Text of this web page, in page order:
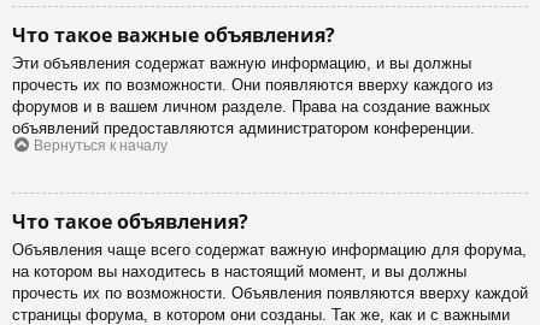
Что такое важные объявления?
Эти объявления содержат важную информацию, и вы должны
прочесть их по возможности. Они появляются вверху каждого из
форумов и в вашем личном разделе. Права на создание важных
объявлений предоставляются администратором конференции.
Вернуться к началу
Что такое объявления?
Объявления чаще всего содержат важную информацию для форума,
на котором вы находитесь в настоящий момент, и вы должны
прочесть их по возможности. Объявления появляются вверху каждой
страницы форума, в котором они созданы. Так же, как и с важными